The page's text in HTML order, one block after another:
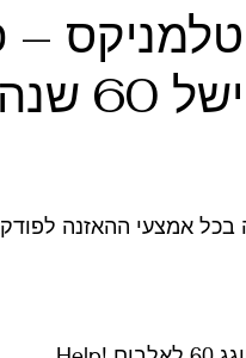
Sgt. Pepper's Lonely
עזרה
אמצעי ההאזנה